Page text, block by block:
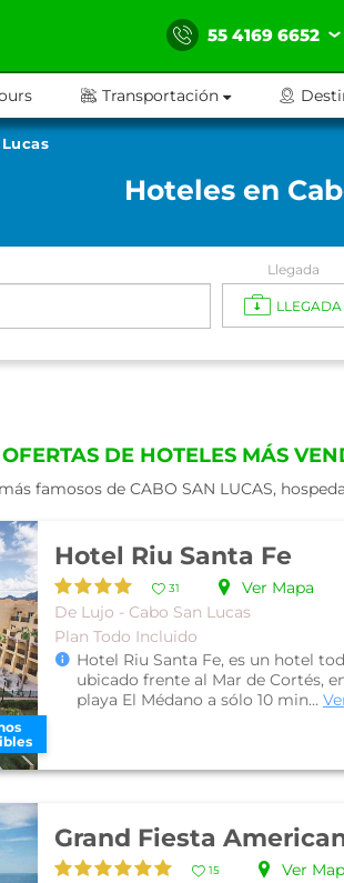
55 4169 6652
Transportación
Hoteles en
Llegada
LLEGADA
OFERTAS DE HOTELES MÁS
famosos de CABO SAN LUCAS,
Hotel Riu Santa Fe
31
Ver Mapa
De Lujo - Cabo San Lucas
Plan Todo Incluido
Hotel Riu Santa Fe, es un hotel
ubicado frente al Mar de Cortés,
playa El Médano a sólo 10 min...
15
Ver